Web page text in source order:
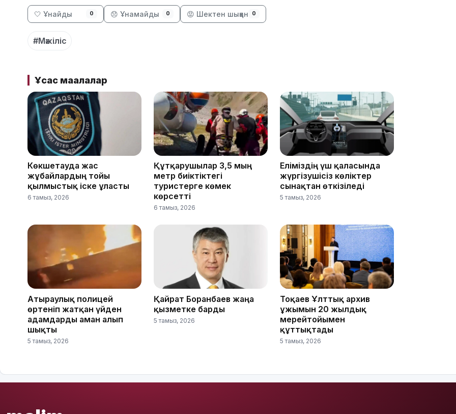
🤍 Ұнайды 0 😞 Ұнамайды 0 😡 Шектен шыққан 0
#Мәжіліс
Ұқсас мақалалар
Көкшетауда жас
жұбайлардың тойы
қылмыстық іске ұласты
6 тамыз, 2026
Құтқарушылар 3,5 мың
метр биіктіктегі
туристерге көмек
көрсетті
6 тамыз, 2026
Еліміздің үш қаласында
жүргізушісіз көліктер
сынақтан өткізіледі
5 тамыз, 2026
Атыраулық полицей
өртеніп жатқан үйден
адамдарды аман алып
шықты
5 тамыз, 2026
Қайрат Боранбаев жаңа
қызметке барды
5 тамыз, 2026
Тоқаев Ұлттық архив
ұжымын 20 жылдық
мерейтойымен
құттықтады
5 тамыз, 2026